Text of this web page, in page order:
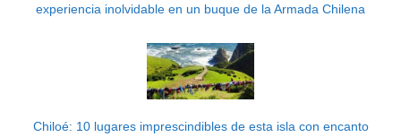
experiencia inolvidable en un buque de la Armada Chilena
Chiloé: 10 lugares imprescindibles de esta isla con encanto